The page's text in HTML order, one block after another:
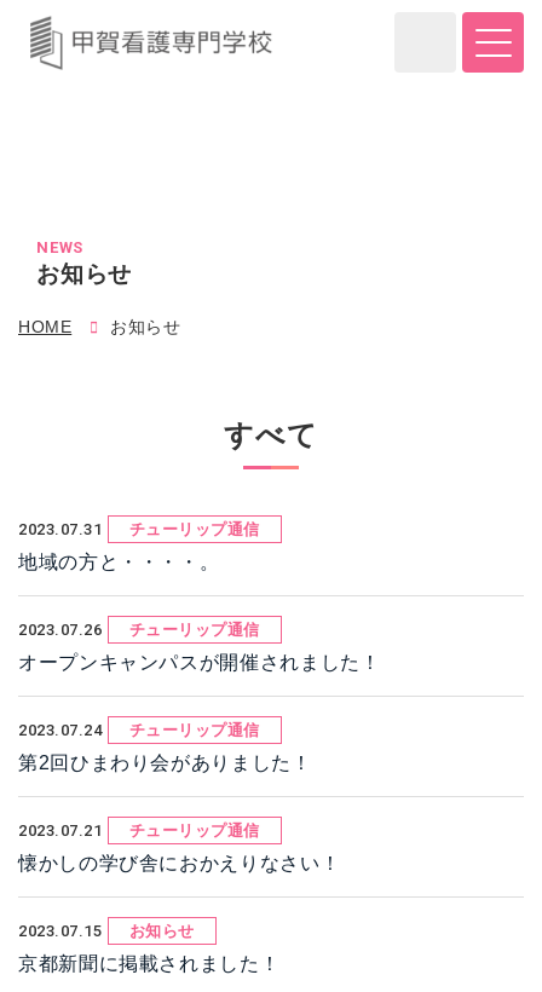
NEWS
お知らせ
HOME お知らせ
すべて
2023.07.31 チューリップ通信
地域の方と・・・・。
2023.07.26 チューリップ通信
オープンキャンパスが開催されました！
2023.07.24 チューリップ通信
第2回ひまわり会がありました！
2023.07.21 チューリップ通信
懐かしの学び舎におかえりなさい！
2023.07.15 お知らせ
京都新聞に掲載されました！